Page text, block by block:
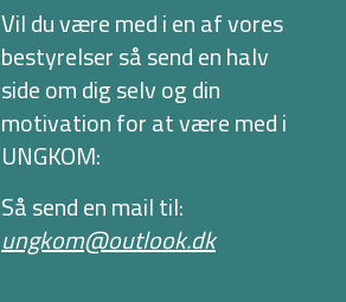
Vil du være med i en af vores
bestyrelser så send en halv
side om dig selv og din
motivation for at være med i
UNGKOM:
Så send en mail til:
ungkom@outlook.dk